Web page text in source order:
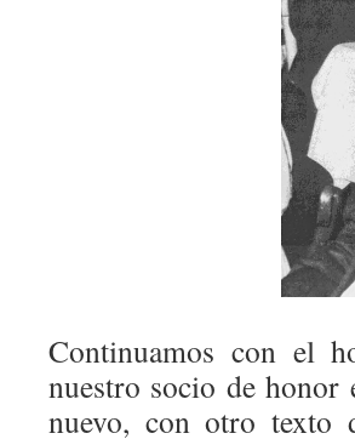
Continuamos con el
nuestro socio de honor
nuevo, con otro texto